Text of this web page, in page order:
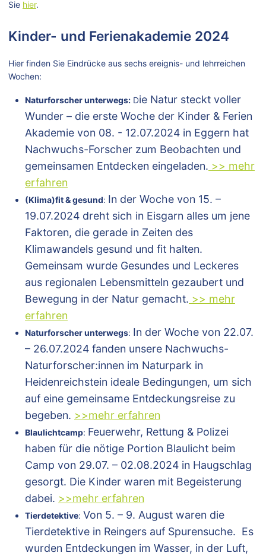
Sie hier.
Kinder- und Ferienakademie 2024
Hier finden Sie Eindrücke aus sechs ereignis- und lehrreichen
Wochen:
Naturforscher unterwegs: Die Natur steckt voller
Wunder – die erste Woche der Kinder & Ferien
Akademie von 08. - 12.07.2024 in Eggern hat
Nachwuchs-Forscher zum Beobachten und
gemeinsamen Entdecken eingeladen. >> mehr
erfahren
(Klima)fit & gesund: In der Woche von 15. –
19.07.2024 dreht sich in Eisgarn alles um jene
Faktoren, die gerade in Zeiten des
Klimawandels gesund und fit halten.
Gemeinsam wurde Gesundes und Leckeres
aus regionalen Lebensmitteln gezaubert und
Bewegung in der Natur gemacht. >> mehr
erfahren
Naturforscher unterwegs: In der Woche von 22.07.
– 26.07.2024 fanden unsere Nachwuchs-
Naturforscher:innen im Naturpark in
Heidenreichstein ideale Bedingungen, um sich
auf eine gemeinsame Entdeckungsreise zu
begeben. >>mehr erfahren
Blaulichtcamp: Feuerwehr, Rettung & Polizei
haben für die nötige Portion Blaulicht beim
Camp von 29.07. – 02.08.2024 in Haugschlag
gesorgt. Die Kinder waren mit Begeisterung
dabei. >>mehr erfahren
Tierdetektive: Von 5. – 9. August waren die
Tierdetektive in Reingers auf Spurensuche. Es
wurden Entdeckungen im Wasser, in der Luft,